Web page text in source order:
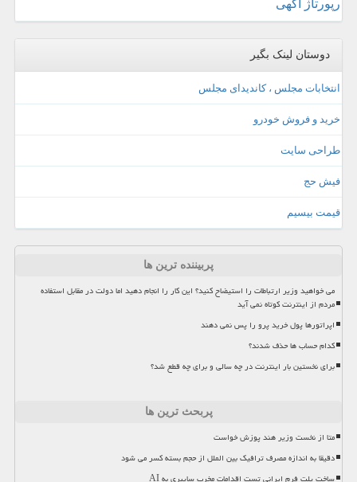
رپورتاژ آگهی
دوستان لینک بگیر
انتخابات مجلس ، کاندیدای مجلس
خرید و فروش خودرو
طراحی سایت
فیش حج
قیمت بیسیم
پربیننده ترین ها
می خواهید وزیر ارتباطات را استیضاح کنید؟ این کار را انجام دهید اما دولت در مقابل استفاده
مردم از اینترنت کوتاه نمی آید
اپراتورها پول خرید پرو را پس نمی دهند
کدام حساب ها حذف شدند؟
برای نخستین بار اینترنت در چه سالی و برای چه قطع شد؟
پربحث ترین ها
متا از نخست وزیر هند پوزش خواست
دقیقا به اندازه مصرف ترافیک بین الملل از حجم بسته کسر می شود